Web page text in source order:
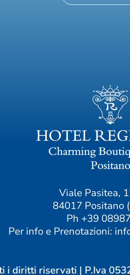
Viale Pasitea,
84017 Positano
Ph +39
Per info e Prenotazioni:
diritti riservati | P.Iva